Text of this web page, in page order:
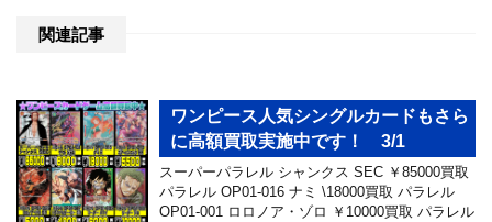
関連記事
ワンピース人気シングルカードもさら
に高額買取実施中です！ 3/1
スーパーパラレル シャンクス SEC ￥85000買取
パラレル OP01-016 ナミ \18000買取 パラレル
OP01-001 ロロノア・ゾロ ￥10000買取 パラレル